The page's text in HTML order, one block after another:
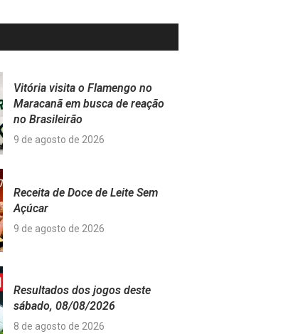
Vitória visita o Flamengo no
Maracanã em busca de reação
no Brasileirão
9 de agosto de 2026
Receita de Doce de Leite Sem
Açúcar
9 de agosto de 2026
Resultados dos jogos deste
sábado, 08/08/2026
8 de agosto de 2026